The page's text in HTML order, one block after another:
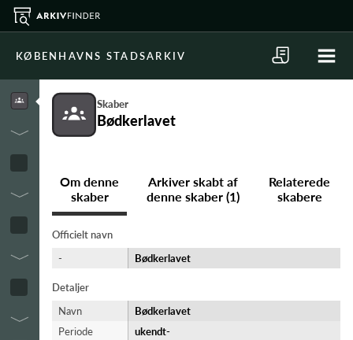
KØBENHAVNS STADSARKIV
Skaber
Bødkerlavet
Om denne
skaber
Arkiver skabt af
denne skaber (1)
Relaterede
skabere
Officielt navn
-
Bødkerlavet
Detaljer
Navn
Bødkerlavet
Periode
ukendt-​